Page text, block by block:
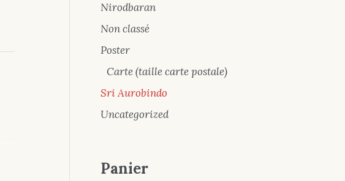
Nirodbaran
Non classé
Poster
Carte (taille carte postale)
Sri Aurobindo
Uncategorized
Panier